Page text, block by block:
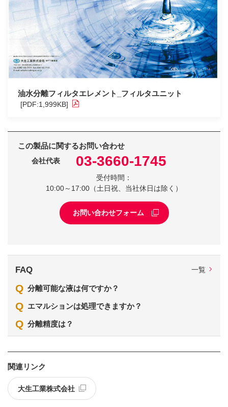
油水分離フィルタエレメント_フィルタユニット
[PDF:1,999KB]
この製品に関するお問い合わせ
会社代表 03-3660-1745
受付時間：
10:00～17:00（土日祝、当社休日は除く）
お問い合わせフォーム
FAQ 一覧
Q 分離可能な液は何ですか？
Q エマルションは処理できますか？
Q 分離精度は？
関連リンク
大生工業株式会社